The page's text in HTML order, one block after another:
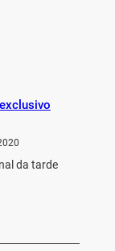
da tarde